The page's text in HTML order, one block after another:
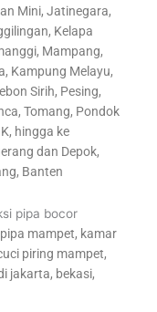
Mini, Jatinegara,
Kelapa
Mampang,
Kampung Melayu,
Sirih, Pesing,
Tomang, Pondok
hingga ke
dan Depok,
Banten
pipa bocor
mampet, kamar
piring mampet,
jakarta, bekasi,